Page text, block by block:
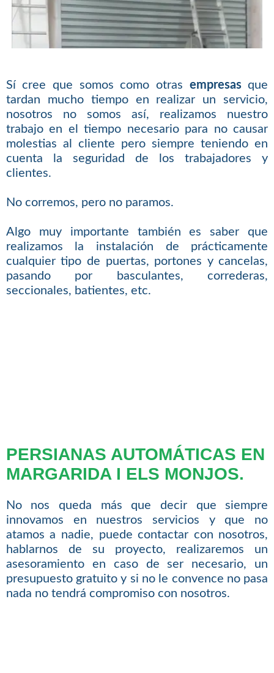
Sí cree que somos como otras empresasque
tardan mucho tiempo en realizar un servicio,
nosotros no somos así, realizamos nuestro
trabajo en el tiempo necesario para no causar
molestias al cliente pero siempre teniendo en
cuenta la seguridad de los trabajadores y
clientes.
No corremos, pero no paramos.
Algo muy importante también es saber que
realizamos la instalación de prácticamente
cualquier tipo de puertas, portones y cancelas,
pasando por basculantes, correderas,
seccionales, batientes, etc.
PERSIANAS AUTOMÁTICAS EN
MARGARIDA I ELS MONJOS.
No nos queda más que decir que siempre
innovamos en nuestros servicios y que no
atamos a nadie, puede contactar con nosotros,
hablarnos de su proyecto, realizaremos un
asesoramiento en caso de ser necesario, un
presupuesto gratuito y si no le convence no pasa
nada no tendrá compromiso con nosotros.